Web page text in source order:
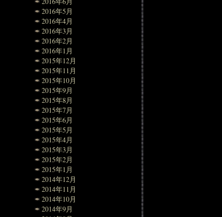
2016年5月
2016年4月
2016年3月
2016年2月
2016年1月
2015年12月
2015年11月
2015年10月
2015年9月
2015年8月
2015年7月
2015年6月
2015年5月
2015年4月
2015年3月
2015年2月
2015年1月
2014年12月
2014年11月
2014年10月
2014年9月